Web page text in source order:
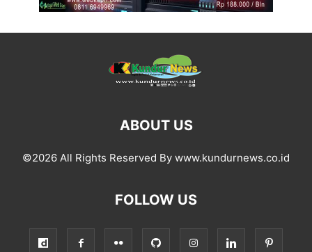
ABOUT US
©2026 All Rights Reserved By www.kundurnews.co.id
FOLLOW US